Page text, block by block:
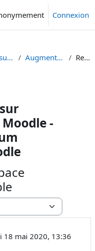
Connexion
Questions/réponses sur l'enseignement avec Moodle - Fragen/Antworten zum Unterrichen mit Moodle Augmentation de l'espace SWITCHdrive disponible Re: Espace Switch drive
-
18 mai 2020, 13:36